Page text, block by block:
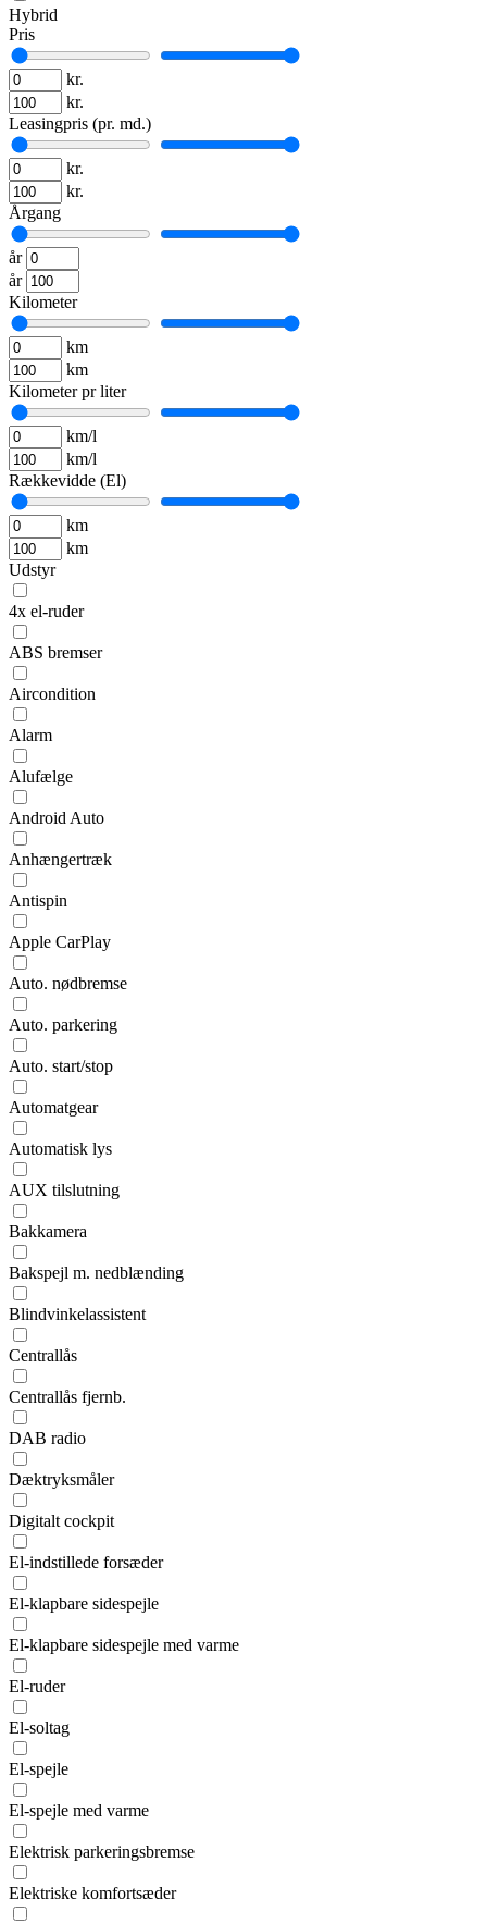
Hybrid
Pris
kr.
kr.
Leasingpris (pr. md.)
kr.
kr.
Årgang
år
år
Kilometer
km
km
Kilometer pr liter
km/l
km/l
Rækkevidde (El)
km
km
Udstyr
4x el-ruder
ABS bremser
Aircondition
Alarm
Alufælge
Android Auto
Anhængertræk
Antispin
Apple CarPlay
Auto. nødbremse
Auto. parkering
Auto. start/stop
Automatgear
Automatisk lys
AUX tilslutning
Bakkamera
Bakspejl m. nedblænding
Blindvinkelassistent
Centrallås
Centrallås fjernb.
DAB radio
Dæktryksmåler
Digitalt cockpit
El-indstillede forsæder
El-klapbare sidespejle
El-klapbare sidespejle med varme
El-ruder
El-soltag
El-spejle
El-spejle med varme
Elektrisk parkeringsbremse
Elektriske komfortsæder